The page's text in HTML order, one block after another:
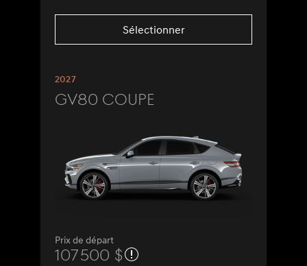
Sélectionner
2027
GV80 Coupe
Prix de départ
107 500 $